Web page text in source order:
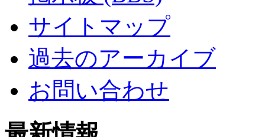
サイトマップ
過去のアーカイブ
お問い合わせ